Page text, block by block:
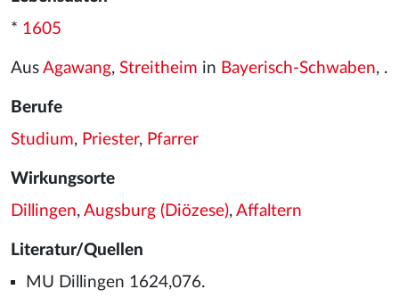
* 1605
Aus Agawang, Streitheim in Bayerisch-Schwaben, .
Berufe
Studium, Priester, Pfarrer
Wirkungsorte
Dillingen, Augsburg (Diözese), Affaltern
Literatur/Quellen
MU Dillingen 1624,076.